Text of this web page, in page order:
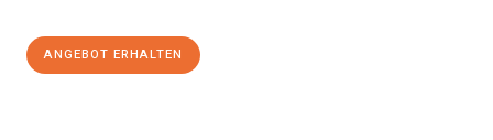
ANGEBOT ERHALTEN